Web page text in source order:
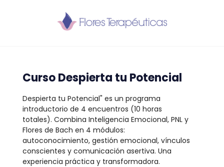
Curso Despierta tu Potencial
Despierta tu Potencial" es un programa
introductorio de 4 encuentros (10 horas
totales). Combina Inteligencia Emocional, PNL y
Flores de Bach en 4 módulos:
autoconocimiento, gestión emocional, vínculos
conscientes y comunicación asertiva. Una
experiencia práctica y transformadora.